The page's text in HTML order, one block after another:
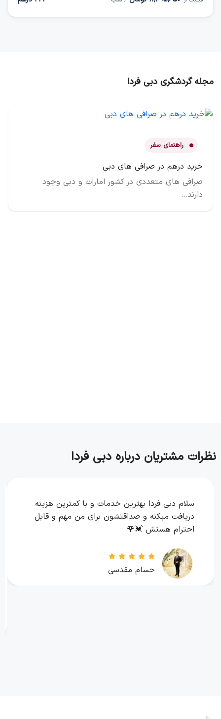
مجله گردشگری دبی فردا
راهنمای سفر
خرید درهم در صرافی های دبی
صرافی های متعددی در کشور امارات و دبی وجود
دارند…
نظرات مشتریان درباره دبی فردا
سلام دبی فردا بهترین خدمات و با کمترین هزینه
دریافت میکنه و صداقتشون برای من مهم و قابل
احترام هستش 💓🌹
حسام مقدسی